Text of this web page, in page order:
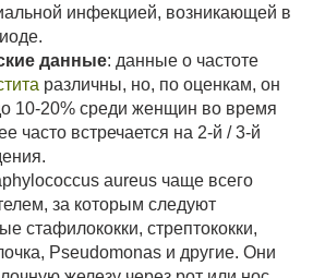
инфекцией, возникающей в
данные: данные о частоте
различны, но, по оценкам, он
10-20% среди женщин во время
часто встречается на 2-й / 3-й
aureus чаще всего
за которым следуют
стафилококки, стрептококки,
Pseudomonas и другие. Они